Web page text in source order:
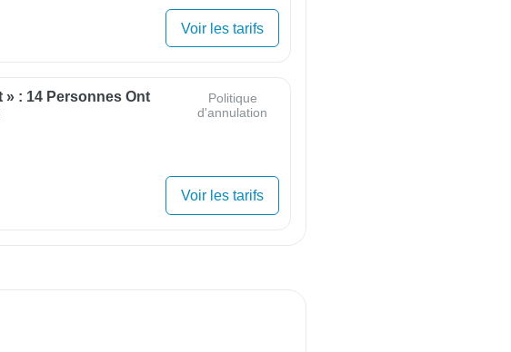
Voir les tarifs
» : 14 Personnes Ont
Politique
d'annulation
Voir les tarifs